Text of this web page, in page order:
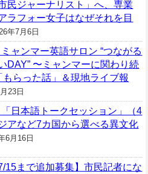
民ジャーナリスト」へ、専業
ラフォー女子はなぜそれを目
年7月6日
ミャンマー英語サロン “つながる
DAY” 〜ミャンマーに関わり続
もらった話」＆現地ライブ報
23日
「日本語トークセッション」（4
アなど7カ国から選べる異文化
6月16日
15まで追加募集】市民記者にな